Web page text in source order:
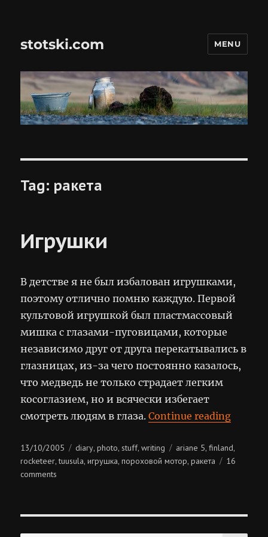
stotski.com MENU
Tag: ракета
Игрушки
В детстве я не был избалован игрушками,
поэтому отлично помню каждую. Первой
культовой игрушкой был пластмассовый
мишка с глазами-пуговицами, которые
независимо друг от друга перекатывались в
глазницах, из-за чего постоянно казалось,
что медведь не только страдает легким
косоглазием, но и всячески избегает
смотреть людям в глаза.Continue reading
Posted
on
13/10/2005 Categories
diary,photo, stuff,writing Tags
ariane 5,finland,
rocketeer,tuusula,игрушка,пороховой мотор,ракета
16
comments